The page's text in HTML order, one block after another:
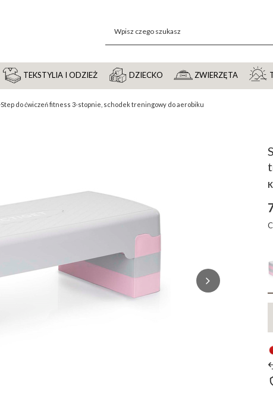
TEKSTYLIA I ODZIEŻ DZIECKO ZWIERZĘTA
Step do ćwiczeń fitness 3-stopnie, schodek treningowy do aerobiku